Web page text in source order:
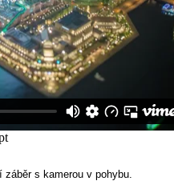
s kamerou v pohybu.